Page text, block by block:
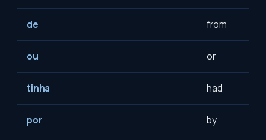
de from
ou or
tinha had
por by